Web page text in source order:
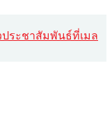
วประชาสัมพันธ์ที่เมล